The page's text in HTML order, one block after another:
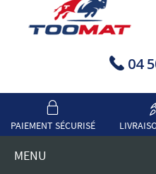
04
PAIEMENT SÉCURISÉ
MENU